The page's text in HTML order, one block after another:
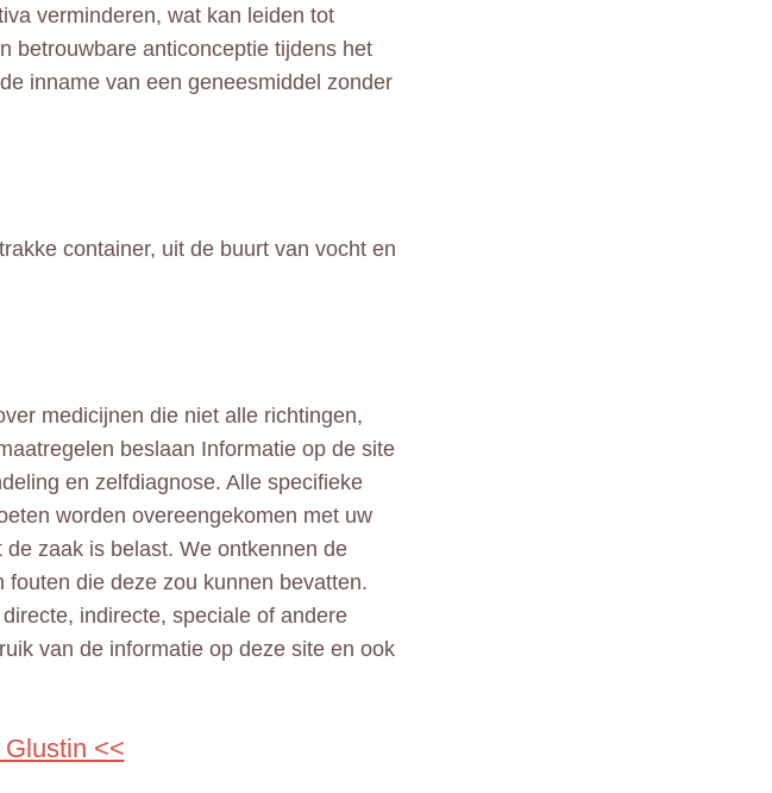
verminderen, wat kan leiden tot
betrouwbare anticonceptie tijdens het
inname van een geneesmiddel zonder
container, uit de buurt van vocht en
medicijnen die niet alle richtingen,
beslaan Informatie op de site
en zelfdiagnose. Alle specifieke
worden overeengekomen met uw
zaak is belast. We ontkennen de
die deze zou kunnen bevatten.
indirecte, speciale of andere
van de informatie op deze site en ook
<<